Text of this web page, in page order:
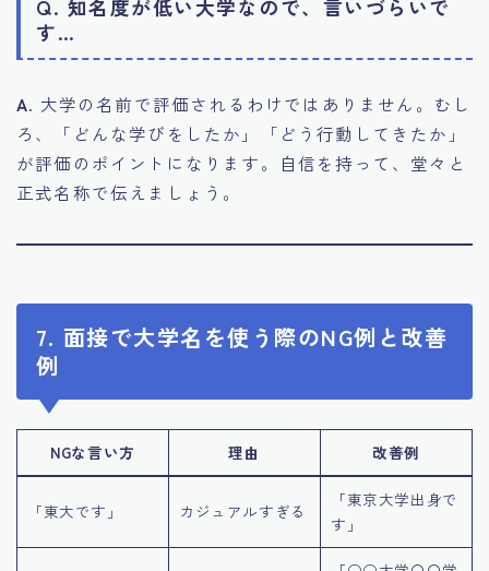
Q. 知名度が低い大学なので、言いづらいで
す…
A. 大学の名前で評価されるわけではありません。むし
ろ、「どんな学びをしたか」「どう行動してきたか」
が評価のポイントになります。自信を持って、堂々と
正式名称で伝えましょう。
7. 面接で大学名を使う際のNG例と改善
例
NGな言い方 理由 改善例
「東大です」 カジュアルすぎる
「東京大学出身で
す」